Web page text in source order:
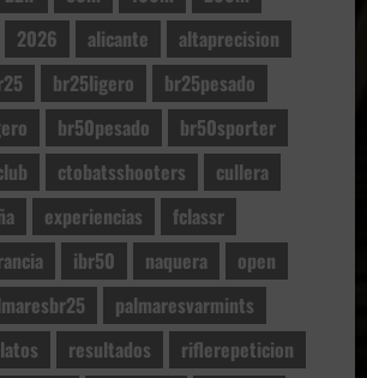
2026 alicante
altaprecision
br25ligero
br25pesado
br50pesado
br50sporter
ctobatsshooters
cullera
experiencias
fclassr
ibr50 naquera
open
palmaresvarmints
resultados
riflerepeticion